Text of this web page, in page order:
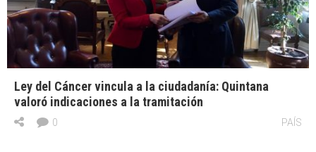
Ley del Cáncer vincula a la ciudadanía: Quintana
valoró indicaciones a la tramitación
PAÍS
0